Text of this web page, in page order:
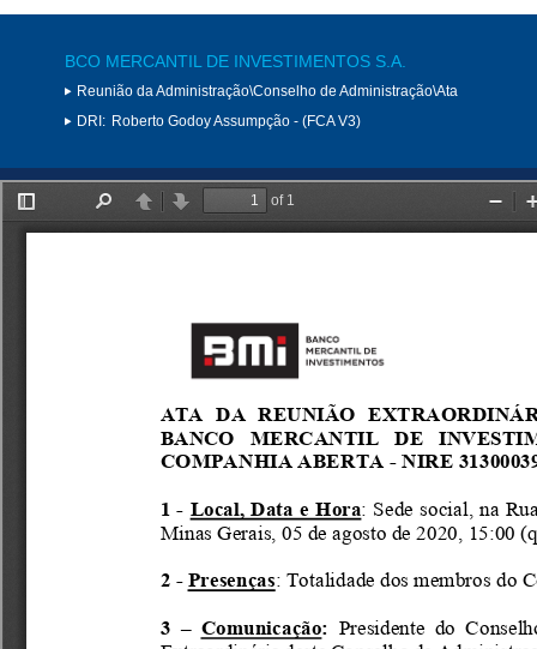
BCO MERCANTIL DE INVESTIMENTOS S.A.
Reunião da Administração\Conselho de Administração\Ata
DRI: Roberto Godoy Assumpção - (FCA V3)